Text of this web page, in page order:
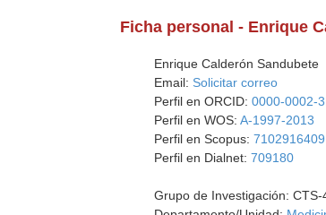
Ficha personal - Enrique
Enrique Calderón Sandubete
Email: Solicitar correo
Perfil en ORCID:0000-0002-
Perfil en WOS:A-1997-2013
Perfil en Scopus:7102916409
Perfil en Dialnet:709180
Grupo de Investigación: